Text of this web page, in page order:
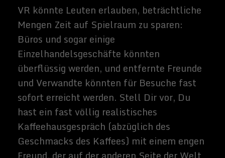
weitreichend sein.
Unnötig zu sagen, dass die Einmischung in
die Humangenetik riskant ist - sie könnte
unvorhersehbare Auswirkungen auf die
Gesundheit derjenigen haben, die eine
solche Behandlung erhalten oder
unbeabsichtigte Auswirkungen auf die
Persönlichkeitsentwicklung haben. Zum
Beispiel: Vielleicht sind einige
Eigenschaften, die wir für wünschenswert
halten, unerwartet mit anderen verknüpft,
die unerwünscht sind. Während die
Phantasie sich bei diesen Möglichkeiten
eher dem Horror des Körpers und